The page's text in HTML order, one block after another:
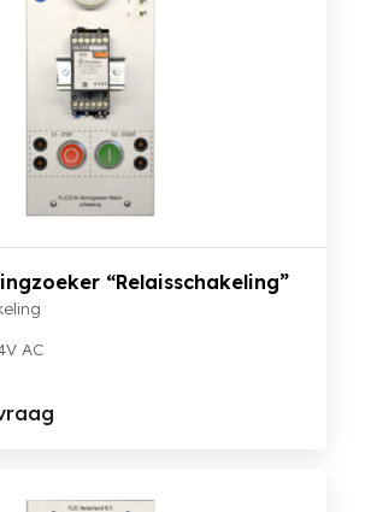
“Relaisschakeling”
AC